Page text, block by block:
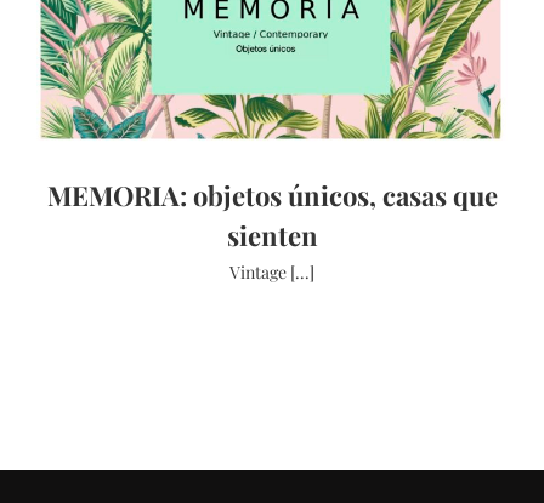
MEMORIA: objetos únicos, casas que
sienten
Vintage [...]